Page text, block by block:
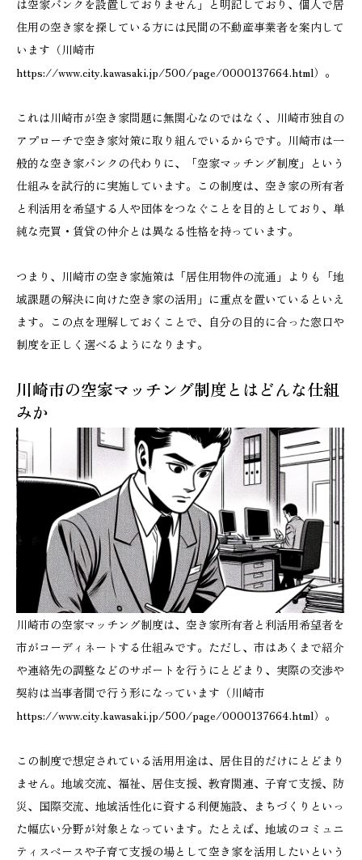
は空家バンクを設置しておりません」と明記しており、個人で居
住用の空き家を探している方には民間の不動産事業者を案内して
います（川崎市
https://www.city.kawasaki.jp/500/page/0000137664.html）。
これは川崎市が空き家問題に無関心なのではなく、川崎市独自の
アプローチで空き家対策に取り組んでいるからです。川崎市は一
般的な空き家バンクの代わりに、「空家マッチング制度」という
仕組みを試行的に実施しています。この制度は、空き家の所有者
と利活用を希望する人や団体をつなぐことを目的としており、単
純な売買・賃貸の仲介とは異なる性格を持っています。
つまり、川崎市の空き家施策は「居住用物件の流通」よりも「地
域課題の解決に向けた空き家の活用」に重点を置いているといえ
ます。この点を理解しておくことで、自分の目的に合った窓口や
制度を正しく選べるようになります。
川崎市の空家マッチング制度とはどんな仕組
みか
川崎市の空家マッチング制度は、空き家所有者と利活用希望者を
市がコーディネートする仕組みです。ただし、市はあくまで紹介
や連絡先の調整などのサポートを行うにとどまり、実際の交渉や
契約は当事者間で行う形になっています（川崎市
https://www.city.kawasaki.jp/500/page/0000137664.html）。
この制度で想定されている活用用途は、居住目的だけにとどまり
ません。地域交流、福祉、居住支援、教育関連、子育て支援、防
災、国際交流、地域活性化に資する利便施設、まちづくりといっ
た幅広い分野が対象となっています。たとえば、地域のコミュニ
ティスペースや子育て支援の場として空き家を活用したいという